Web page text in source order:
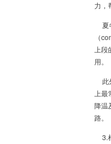
力，
夏
（
上段
用。
此
上最
降温
路。
3.